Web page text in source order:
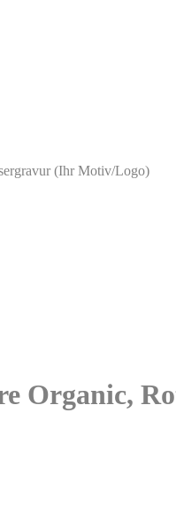
(Ihr Motiv/Logo)
Organic,